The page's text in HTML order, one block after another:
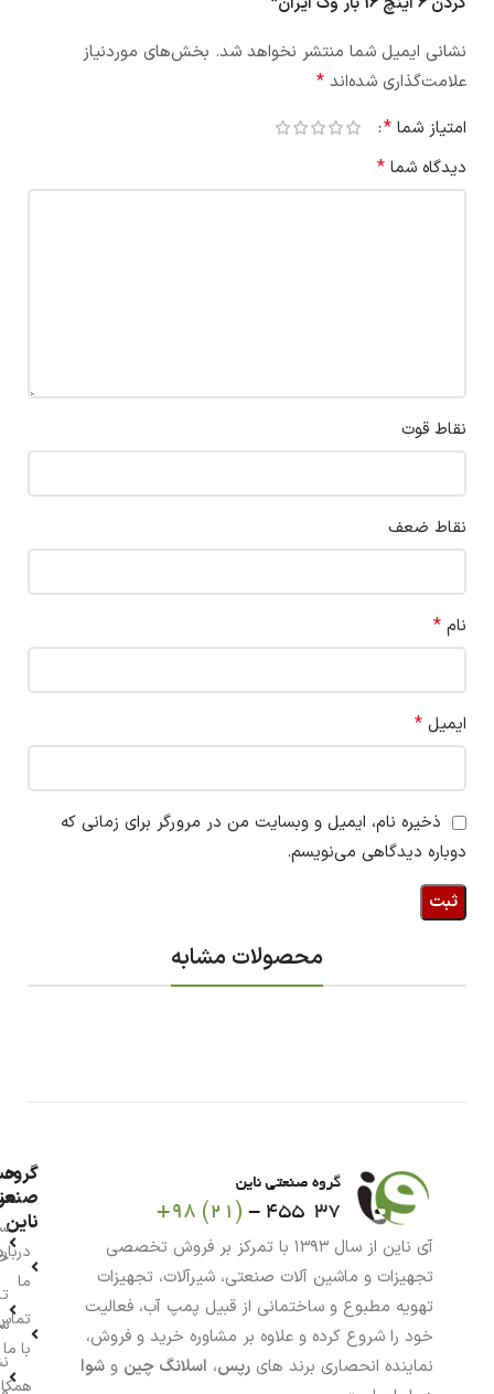
نشانی ایمیل شما منتشر نخواهد شد. بخش‌های موردنیاز
علامت‌گذاری شده‌اند *
امتیاز شما *
دیدگاه شما *
نقاط قوت
نقاط ضعف
نام *
ایمیل *
ذخیره نام، ایمیل و وبسایت من در مرورگر برای زمانی که
دوباره دیدگاهی می‌نویسم.
محصولات مشابه
آی ناین از سال ۱۳۹۳ با تمرکز بر فروش تخصصی
تجهیزات و ماشین آلات صنعتی، شیرآلات، تجهیزات
تهویه مطبوع و ساختمانی از قبیل پمپ آب، فعالیت
خود را شروع کرده و علاوه بر مشاوره خرید و فروش،
نماینده انحصاری برند های رپس، اسلانگ چین و شوا
گروه
ناین
ما
با ما